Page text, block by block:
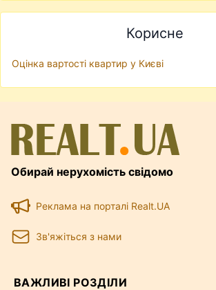
Корисне
Оцінка вартості квартир у Києві
Обирай нерухомість свідомо
Реклама на порталі Realt.UA
Зв'яжіться з нами
ВАЖЛИВІ РОЗДІЛИ